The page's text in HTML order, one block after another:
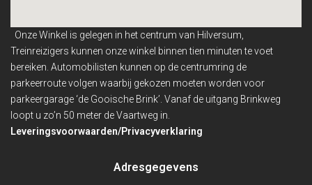
Onze Winkel is gelegen in het centrum van Hilversum,
Treinreizigers kunnen onze winkel binnentien minuten te voet
bereiken. Automobilisten kunnen op de centrumring de
parkeerroute volgen waarbij gekozen moeten worden voor
parkeergarage ‘de Gooische Brink’. Vanaf de uitgang Brinkweg
loopt u zo’n 50 meter de Vaartweg in.
Leveringsvoorwaarden/Privacyverklaring
Adresgegevens